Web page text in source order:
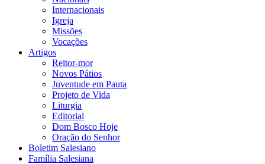
Internacionais
Igreja
Missões
Vocações
Artigos
Reitor-mor
Novos Pátios
Juventude em Pauta
Projeto de Vida
Liturgia
Editorial
Dom Bosco Hoje
Oração do Senhor
Boletim Salesiano
Família Salesiana